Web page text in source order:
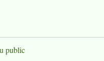
public